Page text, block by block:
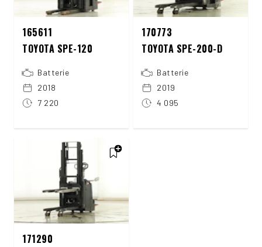
165611
TOYOTA SPE-120
Batterie
2018
7 220
170773
TOYOTA SPE-200-D
Batterie
2019
4 095
171290